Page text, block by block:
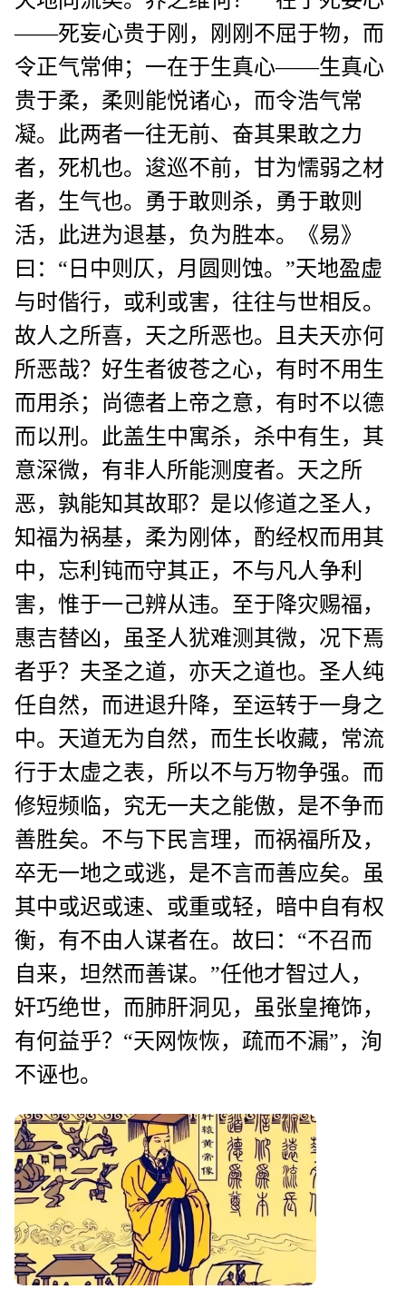
——死妄心贵于刚，刚刚不屈于物，而
令正气常伸；一在于生真心——生真心
贵于柔，柔则能悦诸心，而令浩气常
凝。此两者一往无前、奋其果敢之力
者，死机也。逡巡不前，甘为懦弱之材
者，生气也。勇于敢则杀，勇于敢则
活，此进为退基，负为胜本。《易》
曰：“日中则仄，月圆则蚀。”天地盈虚
与时偕行，或利或害，往往与世相反。
故人之所喜，天之所恶也。且夫天亦何
所恶哉？好生者彼苍之心，有时不用生
而用杀；尚德者上帝之意，有时不以德
而以刑。此盖生中寓杀，杀中有生，其
意深微，有非人所能测度者。天之所
恶，孰能知其故耶？是以修道之圣人，
知福为祸基，柔为刚体，酌经权而用其
中，忘利钝而守其正，不与凡人争利
害，惟于一己辨从违。至于降灾赐福，
惠吉替凶，虽圣人犹难测其微，况下焉
者乎？夫圣之道，亦天之道也。圣人纯
任自然，而进退升降，至运转于一身之
中。天道无为自然，而生长收藏，常流
行于太虚之表，所以不与万物争强。而
修短频临，究无一夫之能傲，是不争而
善胜矣。不与下民言理，而祸福所及，
卒无一地之或逃，是不言而善应矣。虽
其中或迟或速、或重或轻，暗中自有权
衡，有不由人谋者在。故曰：“不召而
自来，坦然而善谋。”任他才智过人，
奸巧绝世，而肺肝洞见，虽张皇掩饰，
有何益乎？“天网恢恢，疏而不漏”，洵
不诬也。